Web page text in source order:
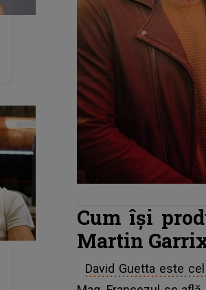
Cum îşi
Martin
David Guetta este